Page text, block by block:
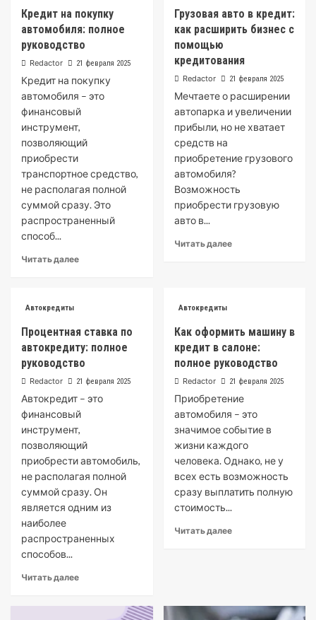
Кредит на покупку
автомобиля: полное
руководство
Redactor 21 февраля 2025
Кредит на покупку
автомобиля – это
финансовый
инструмент,
позволяющий
приобрести
транспортное средство,
не располагая полной
суммой сразу. Это
распространенный
способ...
Читать далее
Грузовая авто в кредит:
как расширить бизнес с
помощью
кредитования
Redactor 21 февраля 2025
Мечтаете о расширении
автопарка и увеличении
прибыли, но не хватает
средств на
приобретение грузового
автомобиля?
Возможность
приобрести грузовую
авто в...
Читать далее
Автокредиты
Процентная ставка по
автокредиту: полное
руководство
Redactor 21 февраля 2025
Автокредит – это
финансовый
инструмент,
позволяющий
приобрести автомобиль,
не располагая полной
суммой сразу. Он
является одним из
наиболее
распространенных
способов...
Читать далее
Автокредиты
Как оформить машину в
кредит в салоне:
полное руководство
Redactor 21 февраля 2025
Приобретение
автомобиля – это
значимое событие в
жизни каждого
человека. Однако, не у
всех есть возможность
сразу выплатить полную
стоимость...
Читать далее